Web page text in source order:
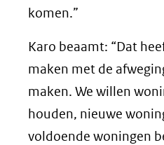
komen.”
Karo beaamt: “Dat
maken met de
maken. We willen
houden, nieuwe
voldoende woningen